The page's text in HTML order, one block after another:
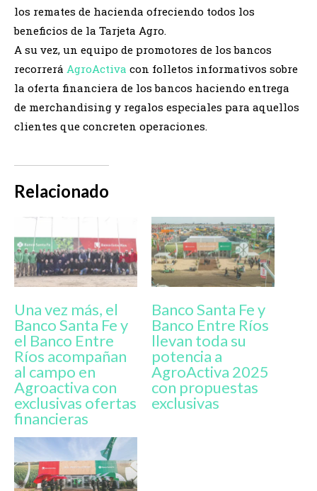
los remates de hacienda ofreciendo todos los
beneficios de la Tarjeta Agro.
A su vez, un equipo de promotores de los bancos
recorrerá AgroActiva con folletos informativos sobre
la oferta financiera de los bancos haciendo entrega
de merchandising y regalos especiales para aquellos
clientes que concreten operaciones.
Relacionado
Una vez más, el
Banco Santa Fe y
el Banco Entre
Ríos acompañan
al campo en
Agroactiva con
exclusivas ofertas
financieras
Banco Santa Fe y
Banco Entre Ríos
llevan toda su
potencia a
AgroActiva 2025
con propuestas
exclusivas